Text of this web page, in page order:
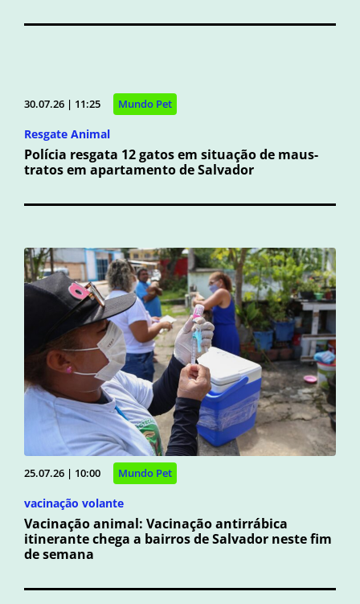
30.07.26 | 11:25 Mundo Pet
Resgate Animal
Polícia resgata 12 gatos em situação de maus-
tratos em apartamento de Salvador
25.07.26 | 10:00 Mundo Pet
vacinação volante
Vacinação animal: Vacinação antirrábica
itinerante chega a bairros de Salvador neste fim
de semana